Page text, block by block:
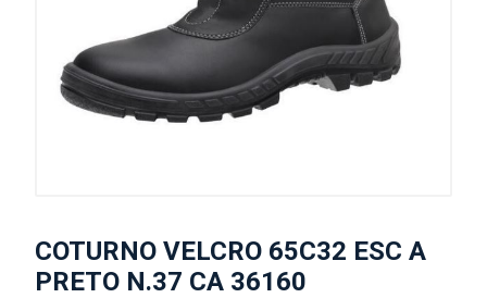
COTURNO VELCRO 65C32 ESC A
PRETO N.37 CA 36160